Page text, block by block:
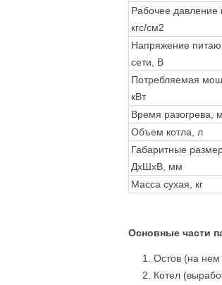
Рабочее давление
кгс/см2
Напряжение
сети, В
Потребляемая
кВт
Время разогрева,
Объем котла, л
Габаритные
ДхШхВ, мм
Масса сухая, кг
Основные части
Остов (на
Котел